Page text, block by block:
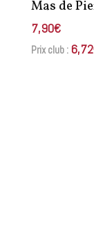
Mas de
7,90€
Prix club : 6,72